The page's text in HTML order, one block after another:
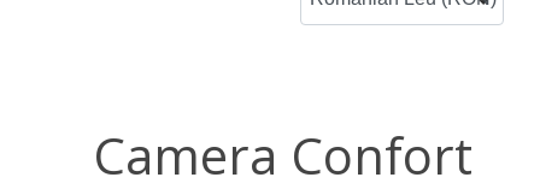
Camera Confort